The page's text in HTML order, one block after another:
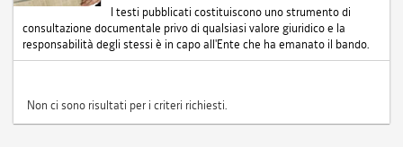
I testi pubblicati costituiscono uno strumento di
consultazione documentale privo di qualsiasi valore giuridico e la
responsabilità degli stessi è in capo all'Ente che ha emanato il bando.
Non ci sono risultati per i criteri richiesti.